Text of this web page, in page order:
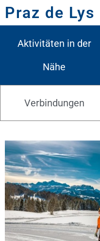
Praz de
Aktivitäten in der
Nähe
Verbindungen